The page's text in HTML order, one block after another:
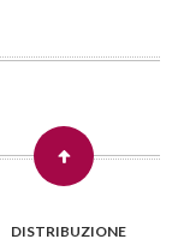
DISTRIBUZIONE